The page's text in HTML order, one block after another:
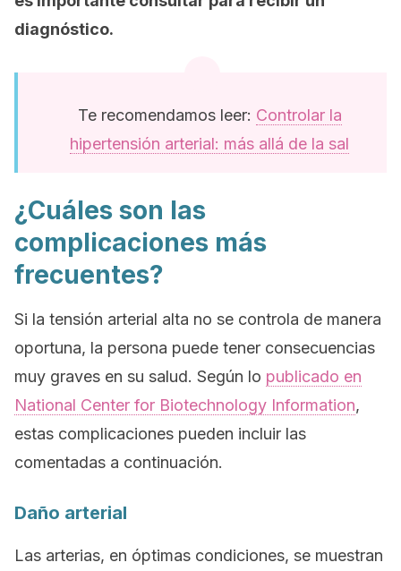
diagnóstico.
Te recomendamos leer: Controlar la
hipertensión arterial: más allá de la sal
¿Cuáles son las
complicaciones más
frecuentes?
Si la tensión arterial alta no se controla de manera
oportuna, la persona puede tener consecuencias
muy graves en su salud. Según lo publicado en
National Center for Biotechnology Information,
estas complicaciones pueden incluir las
comentadas a continuación.
Daño arterial
Las arterias, en óptimas condiciones, se muestran